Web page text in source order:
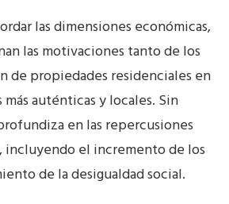
las dimensiones económicas,
las motivaciones tanto de los
de propiedades residenciales en
auténticas y locales. Sin
en las repercusiones
incluyendo el incremento de los
de la desigualdad social.